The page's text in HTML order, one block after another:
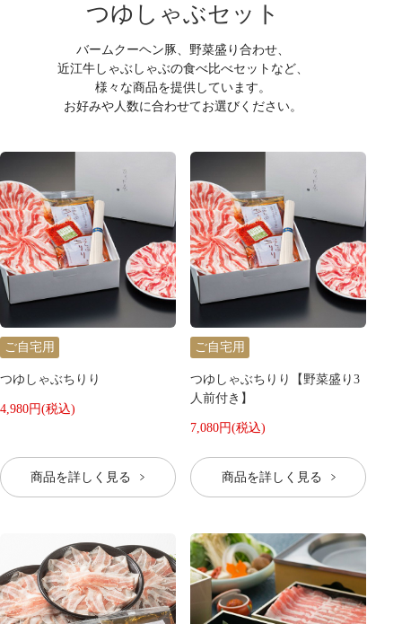
つゆしゃぶセット
バームクーヘン豚、野菜盛り合わせ、
近江牛しゃぶしゃぶの食べ比べセットなど、
様々な商品を提供しています。
お好みや人数に合わせてお選びください。
ご自宅用
つゆしゃぶちりり
4,980円(税込)
商品を詳しく見る
ご自宅用
つゆしゃぶちりり【野菜盛り3
人前付き】
7,080円(税込)
商品を詳しく見る